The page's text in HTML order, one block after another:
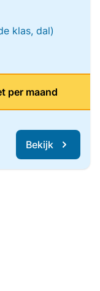
klas, dal)
per maand
Bekijk